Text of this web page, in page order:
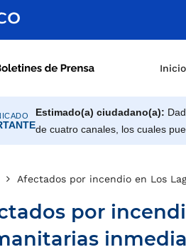
Inicio
Estimado(a) ciudadano(a):
de cuatro canales, los cuales
Afectados por incendio en Los
por